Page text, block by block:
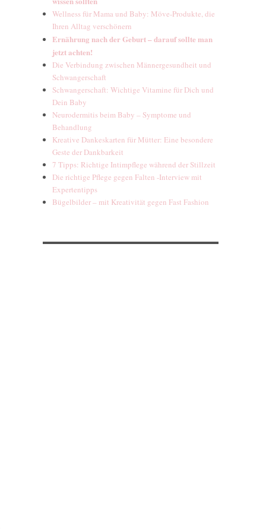
Wellness für Mama und Baby: Möve-Produkte, die
Ihren Alltag verschönern
Ernährung nach der Geburt – darauf sollte man
jetzt achten!
Die Verbindung zwischen Männergesundheit und
Schwangerschaft
Schwangerschaft: Wichtige Vitamine für Dich und
Dein Baby
Neurodermitis beim Baby – Symptome und
Behandlung
Kreative Dankeskarten für Mütter: Eine besondere
Geste der Dankbarkeit
7 Tipps: Richtige Intimpflege während der Stillzeit
Die richtige Pflege gegen Falten -Interview mit
Expertentipps
Bügelbilder – mit Kreativität gegen Fast Fashion